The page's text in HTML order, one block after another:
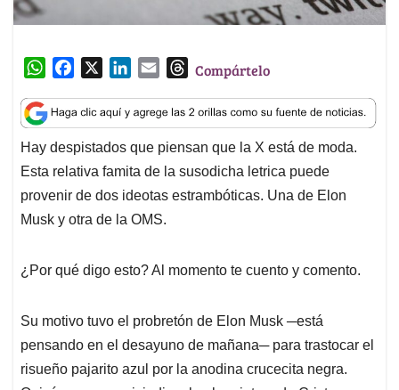
W
a
t
s
A
p
p
c
e
b
o
o
k
n
k
e
d
I
n
a
i
l
T
r
e
a
d
s
Compártelo
Hay despistados que piensan que la X está de moda.
Esta relativa famita de la susodicha letrica puede
provenir de dos ideotas estrambóticas. Una de Elon
Musk y otra de la OMS.
¿Por qué digo esto? Al momento te cuento y comento.
Su motivo tuvo el probretón de Elon Musk ─está
pensando en el desayuno de mañana─ para trastocar el
risueño pajarito azul por la anodina crucecita negra.